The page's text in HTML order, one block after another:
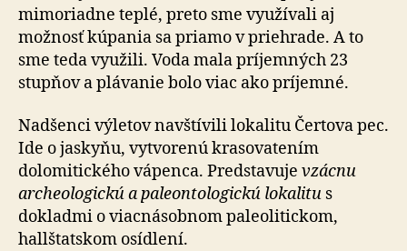
mimoriadne teplé, preto sme využívali aj
možnosť kúpania sa priamo v priehrade. A to
sme teda využili. Voda mala príjemných 23
stupňov a plávanie bolo viac ako príjemné.
Nadšenci výletov navštívili lokalitu Čertova pec.
Ide o jas­ky­ňu, vytvorenú krasovatením
dolomitického vápenca. Predstavuje vzácnu
archeologickú a paleontologickú lokalitu s
dokladmi o viacnásobnom paleolitickom,
hallštatskom osídlení.